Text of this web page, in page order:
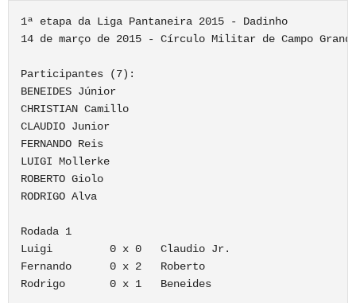
1ª etapa da Liga Pantaneira 2015 - Dadinho
14 de março de 2015 - Círculo Militar de Campo
Participantes (7):
BENEIDES Júnior
CHRISTIAN Camillo
CLAUDIO Junior
FERNANDO Reis
LUIGI Mollerke
ROBERTO Giolo
RODRIGO Alva
Rodada 1
Luigi         0 x 0   Claudio Jr.
Fernando      0 x 2   Roberto
Rodrigo       0 x 1   Beneides